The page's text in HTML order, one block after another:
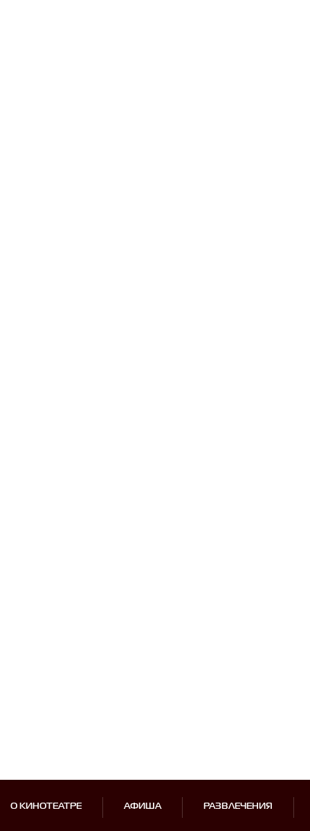
О КИНОТЕАТРЕ АФИША РАЗВЛЕЧЕНИЯ